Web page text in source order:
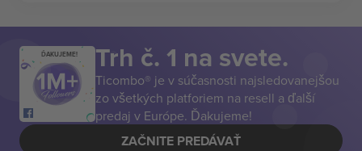
ĎAKUJEME! Trh č. 1 na svete.
Ticombo® je v súčasnosti najsledovanejšou
zo všetkých platforiem na resell a ďalší
predaj v Európe. Ďakujeme!
ZAČNITE PREDÁVAŤ